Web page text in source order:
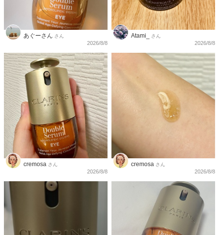
あぐーさん さん
2026/8/8
Atami_ さん
2026/8/8
cremosa さん
2026/8/8
cremosa さん
2026/8/8